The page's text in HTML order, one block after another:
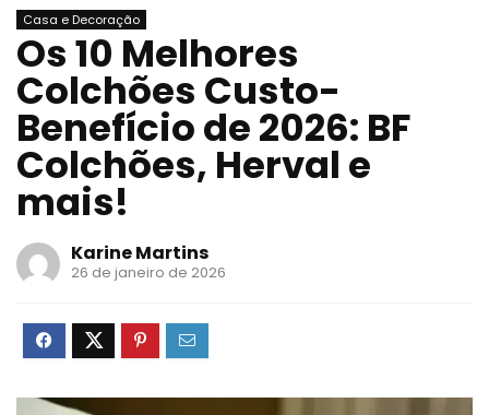
Casa e Decoração
Os 10 Melhores
Colchões Custo-
Benefício de 2026: BF
Colchões, Herval e
mais!
Karine Martins
26 de janeiro de 2026